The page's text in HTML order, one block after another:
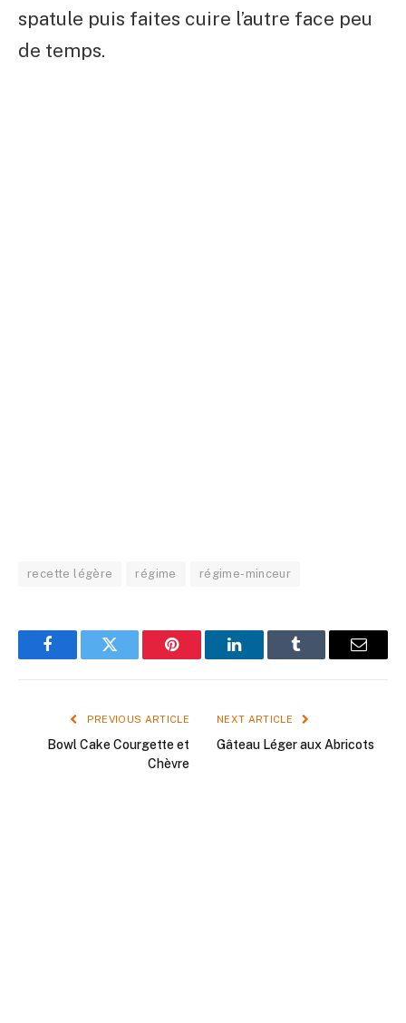
spatule puis faites cuire l’autre face peu
de temps.
recette légère régime régime-minceur
FacebookTwitter Pinterest LinkedInTumblr Email
PREVIOUS ARTICLE
Bowl Cake Courgette et
Chèvre
NEXT ARTICLE
Gâteau Léger aux Abricots